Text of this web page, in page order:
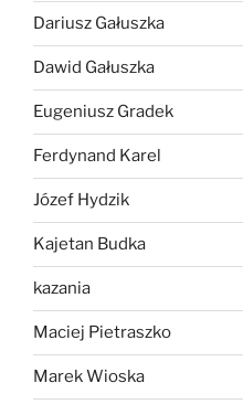
Dariusz Gałuszka
Dawid Gałuszka
Eugeniusz Gradek
Ferdynand Karel
Józef Hydzik
Kajetan Budka
kazania
Maciej Pietraszko
Marek Wioska